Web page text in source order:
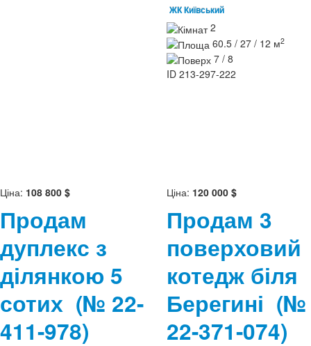
ЖК Київський
2
60.5 / 27 / 12 м2
7 / 8
ID 213-297-222
Ціна: 108 800 $
Продам
дуплекс з
ділянкою 5
сотих (№ 22-
411-978)
Ціна: 120 000 $
Продам 3
поверховий
котедж біля
Берегині (№
22-371-074)